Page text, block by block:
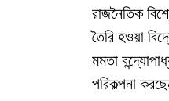
রাজনৈতিক
তৈরি হওয়া
মমতা
পরিকল্পনা